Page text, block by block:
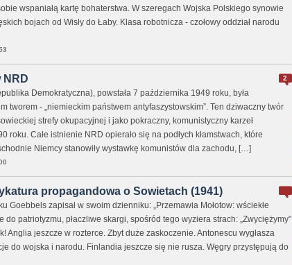
wspaniałą kartę bohaterstwa. W szeregach Wojska Polskiego synowie
bojach od Wisły do Łaby. Klasa robotnicza - czołowy oddział narodu
2
NRD
Demokratyczna), powstała 7 października 1949 roku, była
tworem - „niemieckim państwem antyfaszystowskim”. Ten dziwaczny twór
strefy okupacyjnej i jako pokraczny, komunistyczny karzeł
roku. Całe istnienie NRD opierało się na podłych kłamstwach, które
Niemcy stanowiły wystawkę komunistów dla zachodu, […]
propagandowa o Sowietach (1941)
Goebbels zapisał w swoim dzienniku: „Przemawia Mołotow: wściekłe
do patriotyzmu, płaczliwe skargi, spośród tego wyziera strach: „Zwyciężymy”
Anglia jeszcze w rozterce. Zbyt duże zaskoczenie. Antonescu wygłasza
do wojska i narodu. Finlandia jeszcze się nie rusza. Węgry przystępują do